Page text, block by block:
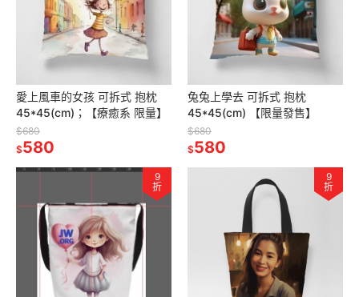
愛上風車的女孩 可拆式 抱枕
45*45(cm)；【療癒系 限量】
$680
$580
兔兔上學去 可拆式 抱枕
45*45(cm) 【限量發售】
$680
$580
9
折
9
折